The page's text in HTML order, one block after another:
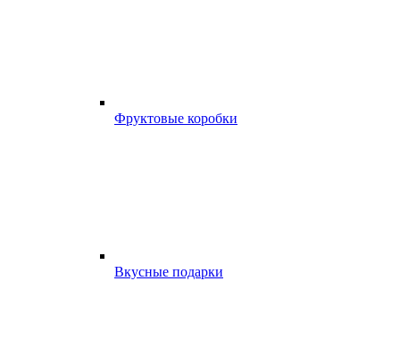
Фруктовые коробки
Вкусные подарки